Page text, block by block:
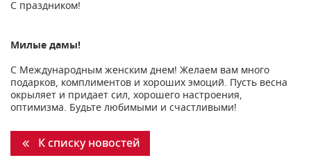
С праздником!
Милые дамы!
С Международным женским днем! Желаем вам много
подарков, комплиментов и хороших эмоций. Пусть весна
окрыляет и придает сил, хорошего настроения,
оптимизма. Будьте любимыми и счастливыми!
К списку новостей